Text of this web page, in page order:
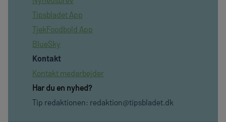
Tipsbladet App
TjekFoodbold App
BlueSky
Kontakt
Kontakt medarbejder
Har du en nyhed?
Tip redaktionen: redaktion@tipsbladet.dk